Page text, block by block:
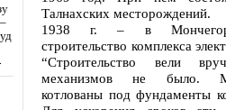
Талнахских месторождений.
1938 г. – в
строительство комплекса
“Строительство вели
механизмов не было.
котлованы под фундаменты